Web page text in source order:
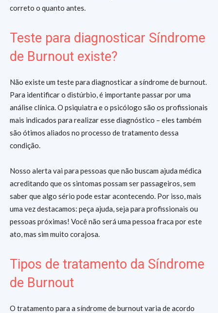
correto o quanto antes.
Teste para diagnosticar Síndrome
de Burnout existe?
Não existe um teste para diagnosticar a síndrome de burnout.
Para identificar o distúrbio, é importante passar por uma
análise clínica. O psiquiatra e o psicólogo são os profissionais
mais indicados para realizar esse diagnóstico – eles também
são ótimos aliados no processo de tratamento dessa
condição.
Nosso alerta vai para pessoas que não buscam ajuda médica
acreditando que os sintomas possam ser passageiros, sem
saber que algo sério pode estar acontecendo. Por isso, mais
uma vez destacamos: peça ajuda, seja para profissionais ou
pessoas próximas! Você não será uma pessoa fraca por este
ato, mas sim muito corajosa.
Tipos de tratamento da Síndrome
de Burnout
O tratamento para a síndrome de burnoutvaria de acordo